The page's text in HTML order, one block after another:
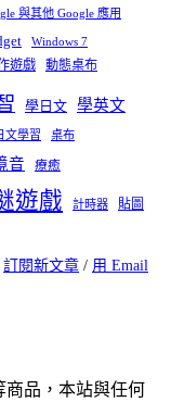
與其他 Google 應用
Windows 7
遊戲 動態桌布
學日文 學英文
文學習 桌布
音 療癒
遊戲 計時器
貼圖
訂閱新文章 / 用 Email
商品，本站與任何